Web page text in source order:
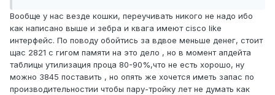
Вообще у нас везде кошки, переучивать никого не надо ибо
как написано выше и зебра и квага имеют cisco like
интерфейс. По поводу обойтись за вдвое меньше денег, стоит
щас 2821 с гигом памяти на это дело , но в момент апдейта
таблицы утилизация проца 80-90%,что не есть хорошо, ну
можно 3845 поставить , но опять же хочется иметь запас по
производительностии чтобы пару-тройку лет не думать как